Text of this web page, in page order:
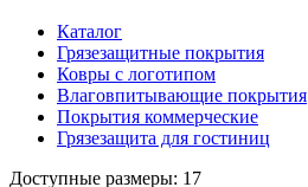
Каталог
Грязезащитные покрытия
Ковры с логотипом
Влаговпитывающие покрытия
Покрытия коммерческие
Грязезащита для гостиниц
Доступные размеры: 17